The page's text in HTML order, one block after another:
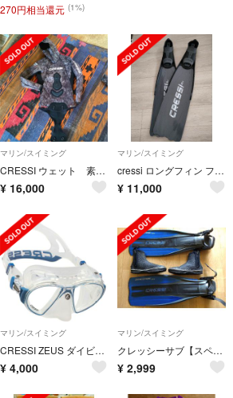
270円相当還元 (1%)
マリン/スイミング
CRESSI ウェット 素潜り 魚突き 5mm ストーンカモ サイズL 美品
¥ 16,000
マリン/スイミング
cressi ロングフィン フィンバッグセット
¥ 11,000
マリン/スイミング
CRESSI ZEUS ダイビングマスク クレッシー ゼウス
¥ 4,000
マリン/スイミング
クレッシーサブ【スペースフロッグ・ワン】ロングフィン＋ゴム靴 フリーダイビング
¥ 2,999